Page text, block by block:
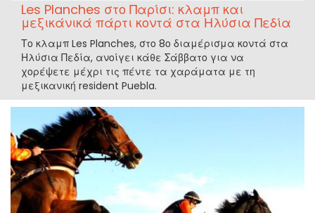
Les Planches στο Παρίσι: κλαμπ και
μεξικάνικά πάρτι κοντά στα Ηλύσια Πεδία
Το κλαμπ Les Planches, στο 8ο διαμέρισμα κοντά στα
Ηλύσια Πεδία, ανοίγει κάθε Σάββατο για να
χορέψετε μέχρι τις πέντε τα χαράματα με τη
μεξικανική resident Puebla.